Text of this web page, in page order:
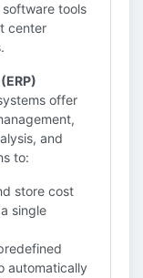
tools
center
offer
and
to:
store cost
single
automatically